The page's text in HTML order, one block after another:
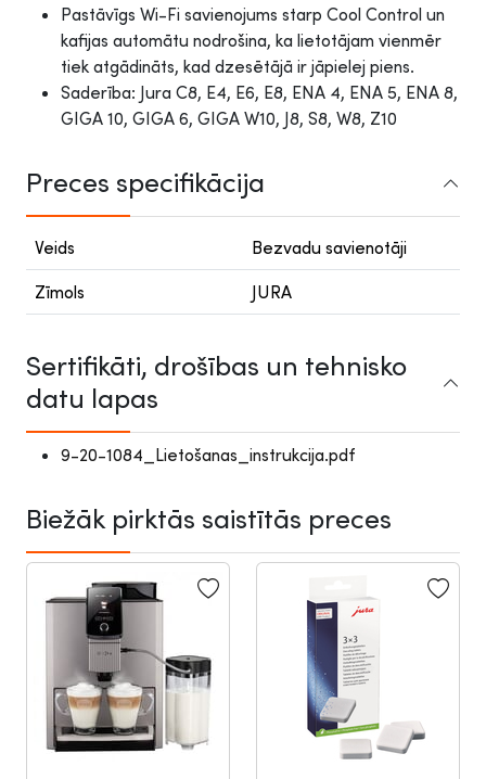
Pastāvīgs Wi-Fi savienojums starp Cool Control un
kafijas automātu nodrošina, ka lietotājam vienmēr
tiek atgādināts, kad dzesētājā ir jāpielej piens.
Saderība: Jura C8, E4, E6, E8, ENA 4, ENA 5, ENA 8,
GIGA 10, GIGA 6, GIGA W10, J8, S8, W8, Z10
Preces specifikācija
Veids Bezvadu savienotāji
Zīmols JURA
Sertifikāti, drošības un tehnisko
datu lapas
9-20-1084_Lietošanas_instrukcija.pdf
Biežāk pirktās saistītās preces